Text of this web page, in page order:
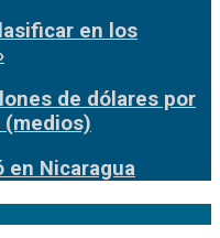
en los
de dólares por
(medios)
en Nicaragua